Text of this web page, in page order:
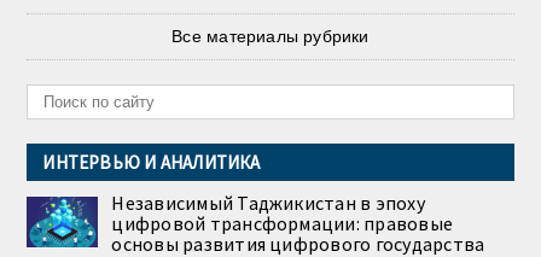
Все материалы рубрики
ИНТЕРВЬЮ И АНАЛИТИКА
Независимый Таджикистан в эпоху
цифровой трансформации: правовые
основы развития цифрового государства